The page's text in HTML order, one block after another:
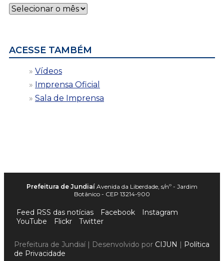
Notícias
por
ACESSE TAMBÉM
Vídeos
Imprensa Oficial
Sala de Imprensa
Prefeitura de Jundiaí Avenida da Liberdade, s/nº - Jardim
Botânico - CEP 13214-900
Feed RSS das notícias Facebook
Instagram
YouTube
Flickr Twitter
Prefeitura de Jundiaí | Desenvolvido por CIJUN | Política
de Privacidade